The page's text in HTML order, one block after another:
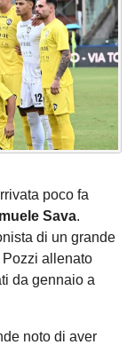
poco fa
Sava.
di un grande
allenato
da gennaio a
noto di aver